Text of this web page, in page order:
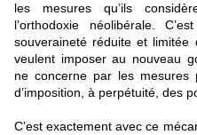
les mesures qu’ils
l’orthodoxie néolibérale.
souveraineté réduite et limitée
veulent imposer au nouveau
ne concerne par les mesures
d’imposition, à perpétuité, des
C’est exactement avec ce